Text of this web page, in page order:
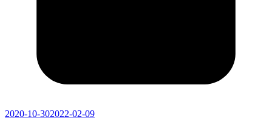
2020-10-302022-02-09